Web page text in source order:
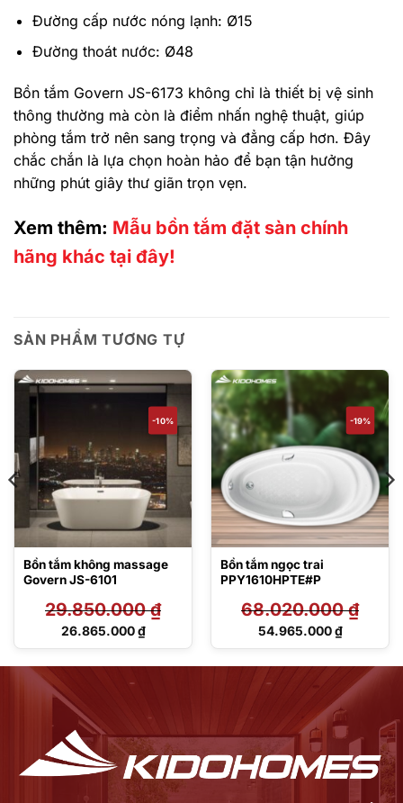
Đường cấp nước nóng lạnh: Ø15
Đường thoát nước: Ø48
Bồn tắm Govern JS-6173 không chỉ là thiết bị vệ sinh
thông thường mà còn là điểm nhấn nghệ thuật, giúp
phòng tắm trở nên sang trọng và đẳng cấp hơn. Đây
chắc chắn là lựa chọn hoàn hảo để bạn tận hưởng
những phút giây thư giãn trọn vẹn.
Xem thêm: Mẫu bồn tắm đặt sàn chính
hãng khác tại đây!
SẢN PHẨM TƯƠNG TỰ
-10%
Bồn tắm không massage
Govern JS-6101
29.850.000₫
Giá
26.865.000₫
Giá
-19%
Bồn tắm ngọc trai
PPY1610HPTE#P
68.020.000₫
Giá
68.020.000 ₫.
54.965.000₫
Giá
54.965.000 ₫.